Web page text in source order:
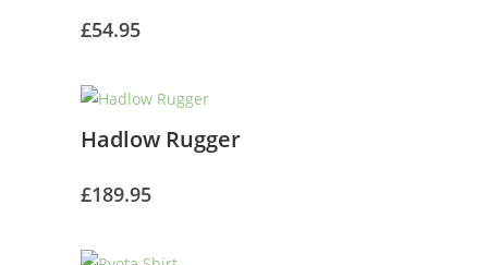
£54.95
Hadlow Rugger
£189.95